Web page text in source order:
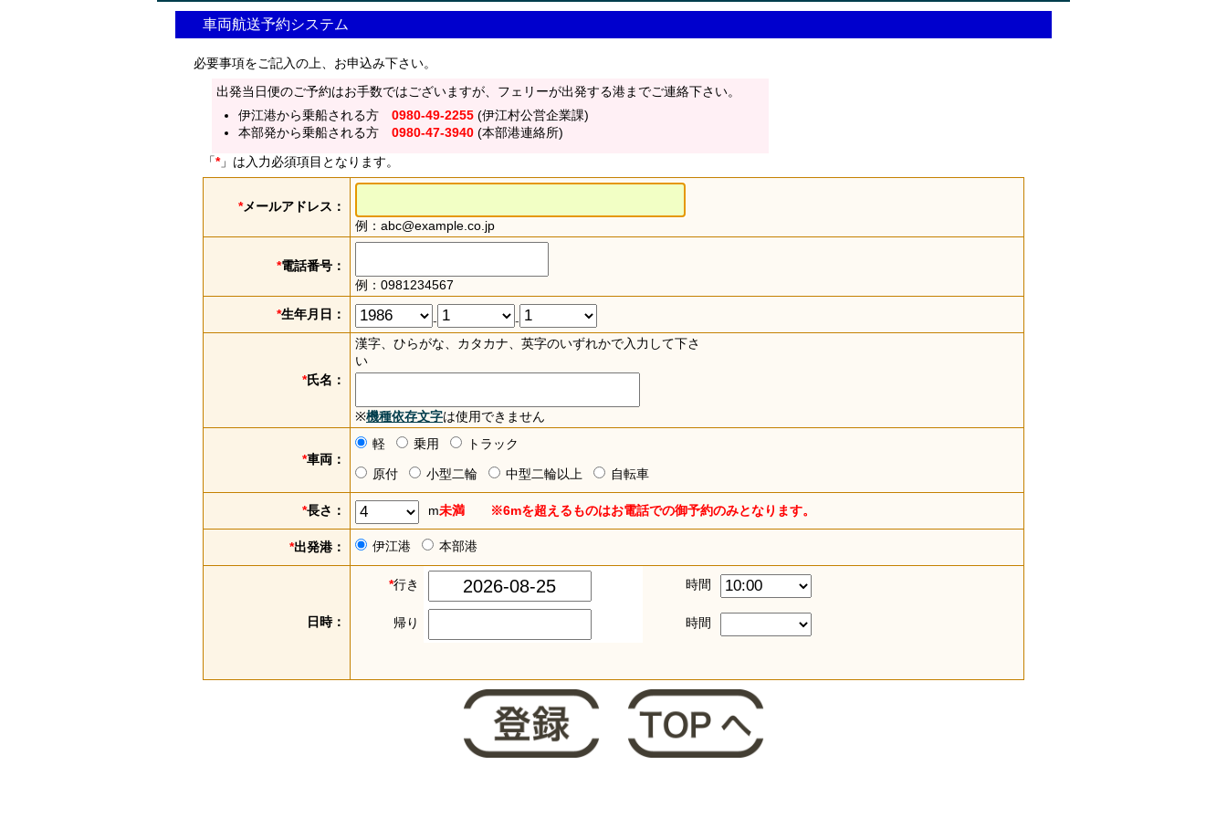
車両航送予約システム
必要事項をご記入の上、お申込み下さい。
出発当日便のご予約はお手数ではございますが、フェリーが出発する港までご連絡下さい。
伊江港から乗船される方 0980-49-2255 (伊江村公営企業課)
本部発から乗船される方 0980-47-3940 (本部港連絡所)
「*」は入力必須項目となります。
*メールアドレス：
例：abc@example.co.jp
*電話番号：
例：0981234567
*生年月日： - -
*氏名：
漢字、ひらがな、カタカナ、英字のいずれかで入力して下さ
い
※機種依存文字は使用できません
*車両：
軽 乗用 トラック
原付 小型二輪 中型二輪以上 自転車
*長さ： m未満 ※6mを超えるものはお電話での御予約のみとなります。
*出発港： 伊江港 本部港
日時：
*行き 時間
帰り 時間